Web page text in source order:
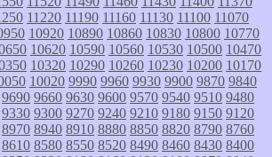
11220 11190 11160 11130 11100 11070
10920 10890 10860 10830 10800 10770
10620 10590 10560 10530 10500 10470
10320 10290 10260 10230 10200 10170
10020 9990 9960 9930 9900 9870 9840
9690 9660 9630 9600 9570 9540 9510 9480
9330 9300 9270 9240 9210 9180 9150 9120
8970 8940 8910 8880 8850 8820 8790 8760
8610 8580 8550 8520 8490 8460 8430 8400